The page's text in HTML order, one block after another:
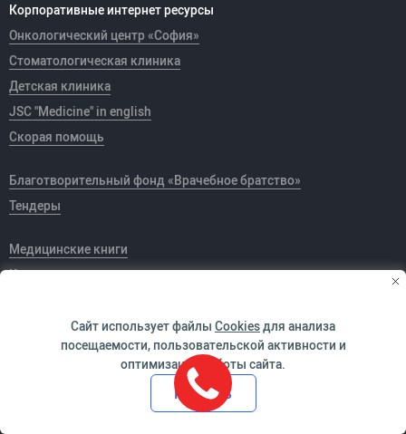
Корпоративные интернет ресурсы
Онкологический центр «София»
Стоматологическая клиника
Детская клиника
JSC "Medicine" in english
Скорая помощь
Благотворительный фонд «Врачебное братство»
Тендеры
Медицинские книги
Карьера
Сайт использует файлы Cookiesдля анализа
посещаемости, пользовательской активности и
оптимизации работы сайта.
Принять